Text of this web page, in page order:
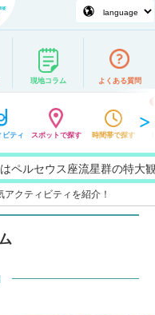
現地コラム よくある質問
ビティ スポットで探す 時間帯で探す
星群の特大観測チャンス！
クティビティを紹介！